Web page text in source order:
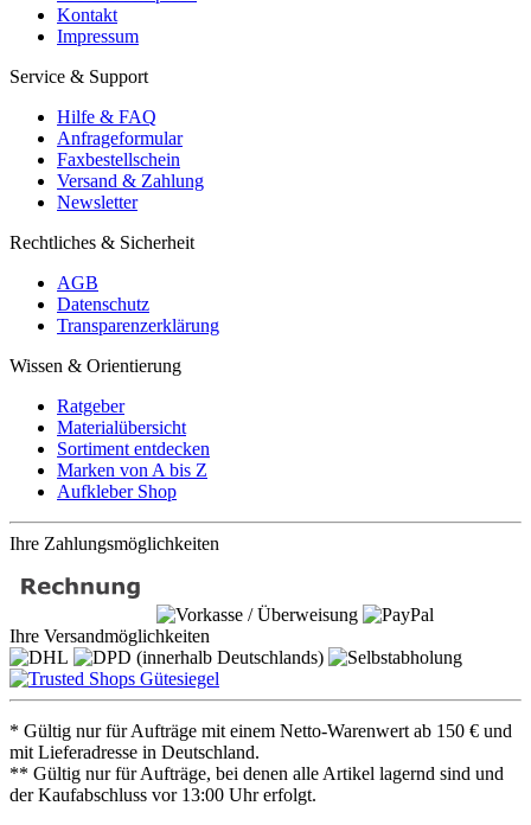
Kontakt
Impressum
Service & Support
Hilfe & FAQ
Anfrageformular
Faxbestellschein
Versand & Zahlung
Newsletter
Rechtliches & Sicherheit
AGB
Datenschutz
Transparenzerklärung
Wissen & Orientierung
Ratgeber
Materialübersicht
Sortiment entdecken
Marken von A bis Z
Aufkleber Shop
Ihre Zahlungsmöglichkeiten
Ihre Versandmöglichkeiten
* Gültig nur für Aufträge mit einem Netto-Warenwert ab 150 € und
mit Lieferadresse in Deutschland.
** Gültig nur für Aufträge, bei denen alle Artikel lagernd sind und
der Kaufabschluss vor 13:00 Uhr erfolgt.